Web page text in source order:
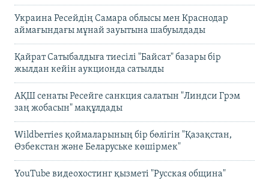
Украина Ресейдің Самара облысы мен Краснодар
аймағындағы мұнай зауытына шабуылдады
Қайрат Сатыбалдыға тиесілі "Байсат" базары бір
жылдан кейін аукционда сатылды
АҚШ сенаты Ресейге санкция салатын "Линдси Грэм
заң жобасын" мақұлдады
Wildberries қоймаларының бір бөлігін "Қазақстан,
Өзбекстан және Беларуське көшірмек"
YouTube видеохостинг қызметі "Русская община"